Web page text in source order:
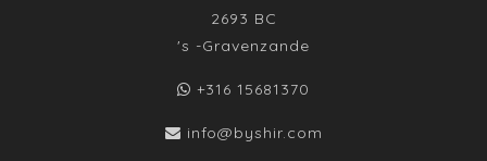
2693 BC
's -Gravenzande
+316 15681370
info@byshir.com